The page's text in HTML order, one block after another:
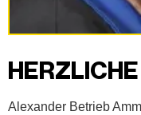
Alexander Betrieb